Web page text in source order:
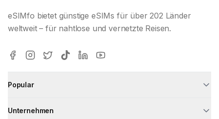
eSIMfo bietet günstige eSIMs für über 202 Länder
weltweit – für nahtlose und vernetzte Reisen.
Popular
Unternehmen